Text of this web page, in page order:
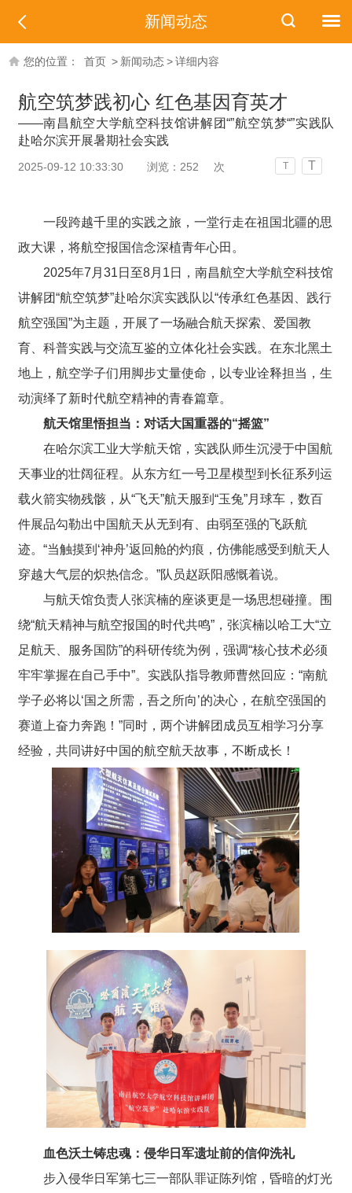
新闻动态
您的位置： 首页 > 新闻动态>详细内容
航空筑梦践初心 红色基因育英才
——南昌航空大学航空科技馆讲解团“”航空筑梦“”实践队
赴哈尔滨开展暑期社会实践
2025-09-12 10:33:30 浏览： 252 次 T T
一段跨越千里的实践之旅，一堂行走在祖国北疆的思
政大课，将航空报国信念深植青年心田。
2025年7月31日至8月1日，南昌航空大学航空科技馆
讲解团“航空筑梦”赴哈尔滨实践队以“传承红色基因、践行
航空强国”为主题，开展了一场融合航天探索、爱国教
育、科普实践与交流互鉴的立体化社会实践。在东北黑土
地上，航空学子们用脚步丈量使命，以专业诠释担当，生
动演绎了新时代航空精神的青春篇章。
航天馆里悟担当：对话大国重器的“摇篮”
在哈尔滨工业大学航天馆，实践队师生沉浸于中国航
天事业的壮阔征程。从东方红一号卫星模型到长征系列运
载火箭实物残骸，从“飞天”航天服到“玉兔”月球车，数百
件展品勾勒出中国航天从无到有、由弱至强的飞跃航
迹。“当触摸到‘神舟’返回舱的灼痕，仿佛能感受到航天人
穿越大气层的炽热信念。”队员赵跃阳感慨着说。
与航天馆负责人张滨楠的座谈更是一场思想碰撞。围
绕“航天精神与航空报国的时代共鸣”，张滨楠以哈工大“立
足航天、服务国防”的科研传统为例，强调“核心技术必须
牢牢掌握在自己手中”。实践队指导教师曹然回应：“南航
学子必将以‘国之所需，吾之所向’的决心，在航空强国的
赛道上奋力奔跑！”同时，两个讲解团成员互相学习分享
经验，共同讲好中国的航空航天故事，不断成长！
血色沃土铸忠魂： 侵华日军遗址前的信仰洗礼
步入侵华日军第七三一部队罪证陈列馆，昏暗的灯光